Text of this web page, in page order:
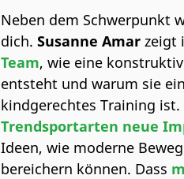
Neben dem Schwerpunkt
dich. Susanne Amar zeigt
Team, wie eine
entsteht und warum sie
kindgerechtes Training ist.
Trendsportarten neue
Ideen, wie moderne
bereichern können. Dass